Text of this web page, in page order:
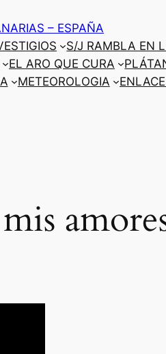
– ESPAÑA
S/J RAMBLA EN
EL ARO QUE CURA
METEOROLOGIA